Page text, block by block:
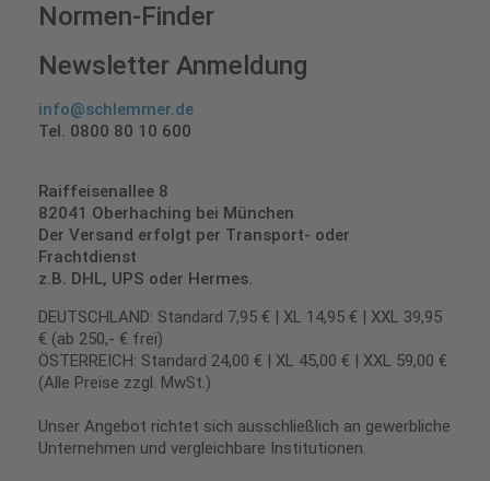
Normen-Finder
Newsletter Anmeldung
info@schlemmer.de
Tel. 0800 80 10 600
Raiffeisenallee 8
82041 Oberhaching bei München
Der Versand erfolgt per Transport- oder
Frachtdienst
z.B. DHL, UPS oder Hermes.
DEUTSCHLAND: Standard 7,95 € | XL 14,95 € | XXL 39,95
€ (ab 250,- € frei)
ÖSTERREICH: Standard 24,00 € | XL 45,00 € | XXL 59,00 €
(Alle Preise zzgl. MwSt.)
Unser Angebot richtet sich ausschließlich an gewerbliche
Unternehmen und vergleichbare Institutionen.